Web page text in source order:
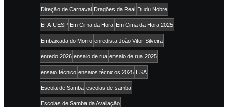
Direção de Carnaval Dragões da Real Dudu Nobre
EFA-UESP Em Cima da Hora Em Cima da Hora 2025
Embaixada do Morro enredista João Vitor Silveira
enredo 2026 ensaio de rua ensaio de rua 2025
ensaio técnico ensaios técnicos 2025 ESA
Escola de Samba escolas de samba
Escolas de Samba da Avaliação